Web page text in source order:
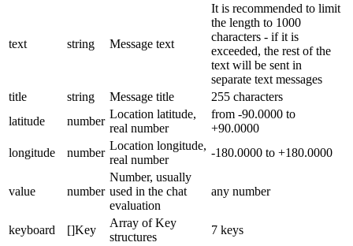
text string Message text
It is recommended to limit
the length to 1000
characters - if it is
exceeded, the rest of the
text will be sent in
separate text messages
title
string Message title
255 characters
latitude
number
Location latitude,
real number
from -90.0000 to
+90.0000
longitude
number
Location longitude,
real number
-180.0000 to +180.0000
value number
Number, usually
used in the chat
evaluation
any number
keyboard []Key
Array of Key
structures
7 keys